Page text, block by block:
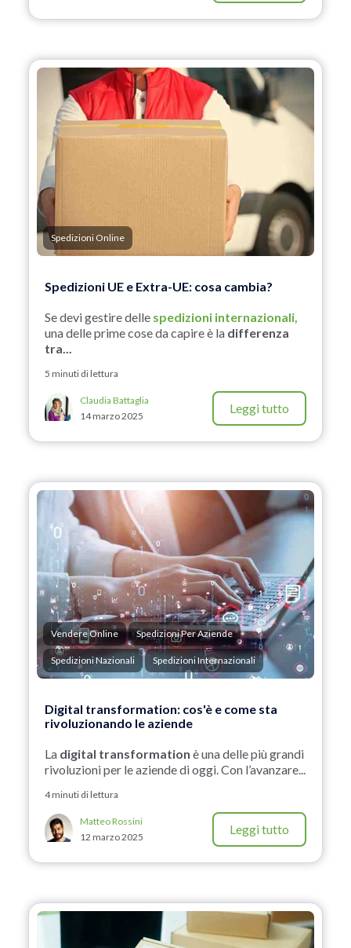
Spedizioni Online
Spedizioni UE e Extra-UE: cosa cambia?
Se devi gestire delle spedizioni internazionali,
una delle prime cose da capire è la differenza
tra...
5 minuti di lettura
Claudia Battaglia
14 marzo 2025
Leggi tutto
Vendere Online Spedizioni Per Aziende
Spedizioni Nazionali Spedizioni Internazionali
Digital transformation: cos'è e come sta
rivoluzionando le aziende
La digital transformation è una delle più grandi
rivoluzioni per le aziende di oggi. Con l’avanzare...
4 minuti di lettura
Matteo Rossini
12 marzo 2025
Leggi tutto